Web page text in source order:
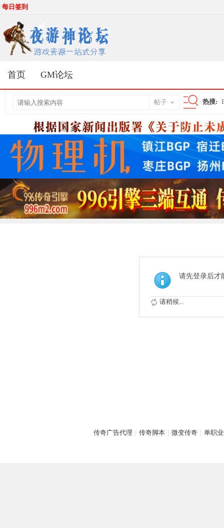
每日签到
首页 GM论坛
帖子
索
热搜:
请先登录后才
请稍候...
传奇广告代理 | 传奇脚本 | 微变传奇 | 单职